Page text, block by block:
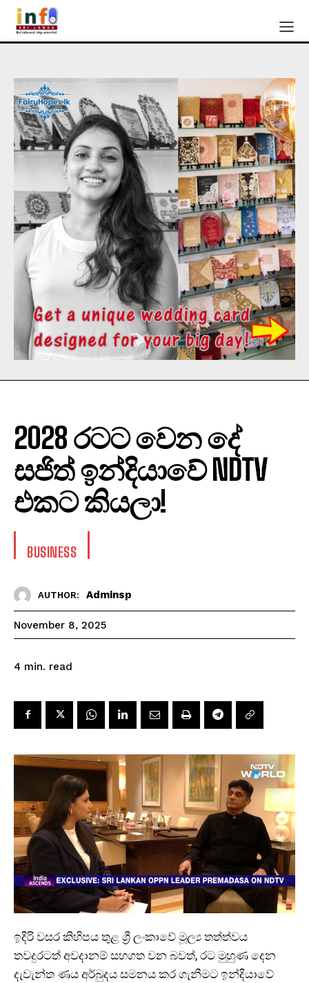
2028 රටට වෙන දේ
සජිත් ඉන්දියාවේ NDTV
එකට කියලා!
BUSINESS
AUTHOR: Adminsp
November 8, 2025
4 min. read
ඉදිරි වසර කිහිපය තුළ ශ්‍රී ලංකාවේ මූල්‍ය තත්ත්වය
තවදුරටත් අවදානම් සහගත වන බවත්, රට මුහුණ දෙන
දැවැන්ත ණය අර්බුදය සමනය කර ගැනීමට ඉන්දියාවේ